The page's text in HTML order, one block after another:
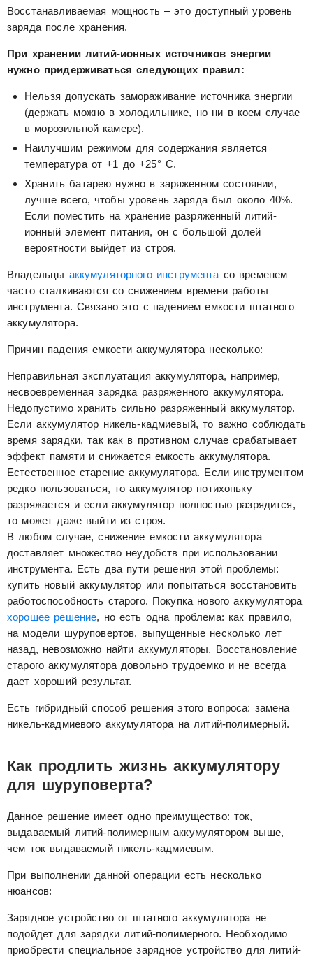
Восстанавливаемая мощность – это доступный уровень
заряда после хранения.
При хранении литий-ионных источников энергии
нужно придерживаться следующих правил:
Нельзя допускать замораживание источника энергии
(держать можно в холодильнике, но ни в коем случае
в морозильной камере).
Наилучшим режимом для содержания является
температура от +1 до +25° C.
Хранить батарею нужно в заряженном состоянии,
лучше всего, чтобы уровень заряда был около 40%.
Если поместить на хранение разряженный литий-
ионный элемент питания, он с большой долей
вероятности выйдет из строя.
Владельцы аккумуляторного инструмента со временем
часто сталкиваются со снижением времени работы
инструмента. Связано это с падением емкости штатного
аккумулятора.
Причин падения емкости аккумулятора несколько:
Неправильная эксплуатация аккумулятора, например,
несвоевременная зарядка разряженного аккумулятора.
Недопустимо хранить сильно разряженный аккумулятор.
Если аккумулятор никель-кадмиевый, то важно соблюдать
время зарядки, так как в противном случае срабатывает
эффект памяти и снижается емкость аккумулятора.
Естественное старение аккумулятора. Если инструментом
редко пользоваться, то аккумулятор потихоньку
разряжается и если аккумулятор полностью разрядится,
то может даже выйти из строя.
В любом случае, снижение емкости аккумулятора
доставляет множество неудобств при использовании
инструмента. Есть два пути решения этой проблемы:
купить новый аккумулятор или попытаться восстановить
работоспособность старого. Покупка нового аккумулятора
хорошее решение, но есть одна проблема: как правило,
на модели шуруповертов, выпущенные несколько лет
назад, невозможно найти аккумуляторы. Восстановление
старого аккумулятора довольно трудоемко и не всегда
дает хороший результат.
Есть гибридный способ решения этого вопроса: замена
никель-кадмиевого аккумулятора на литий-полимерный.
Как продлить жизнь аккумулятору
для шуруповерта?
Данное решение имеет одно преимущество: ток,
выдаваемый литий-полимерным аккумулятором выше,
чем ток выдаваемый никель-кадмиевым.
При выполнении данной операции есть несколько
нюансов:
Зарядное устройство от штатного аккумулятора не
подойдет для зарядки литий-полимерного. Необходимо
приобрести специальное зарядное устройство для литий-